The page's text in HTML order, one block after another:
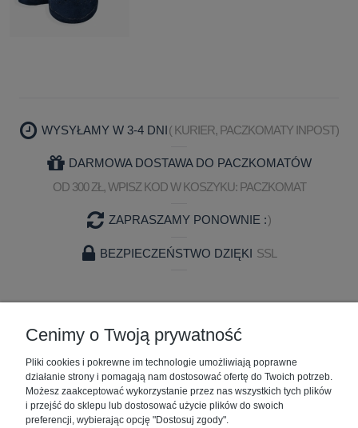
WYSYŁAMY W 3-4 DNI( KURIER, PACZKOMATY INPOST)
DARMOWA DOSTAWA DO PACZKOMATÓW
OD 300 ZŁ, WPISZ KOD W KOSZYKU: PACZKOMAT
ZAPRASZAMY PONOWNIE :)
BEZPIECZEŃSTWO DZIĘKI SSL
ZAKUPY
POMOC
MOJE KONTO
Cenimy o Twoją prywatność
Pliki cookies i pokrewne im technologie umożliwiają poprawne
działanie strony i pomagają nam dostosować ofertę do Twoich potrzeb.
Możesz zaakceptować wykorzystanie przez nas wszystkich tych plików
i przejść do sklepu lub dostosować użycie plików do swoich
preferencji, wybierając opcję "Dostosuj zgody".